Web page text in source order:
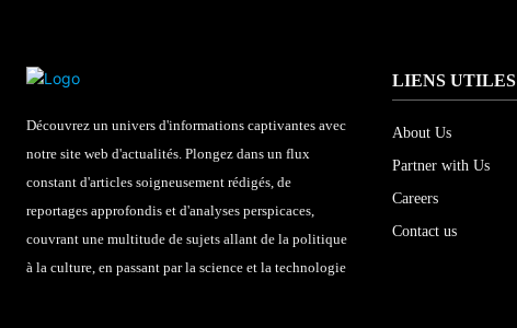
Découvrez un univers d'informations captivantes avec
notre site web d'actualités. Plongez dans un flux
constant d'articles soigneusement rédigés, de
reportages approfondis et d'analyses perspicaces,
couvrant une multitude de sujets allant de la politique
à la culture, en passant par la science et la technologie
LIENS UTILES
About Us
Partner with Us
Careers
Contact us